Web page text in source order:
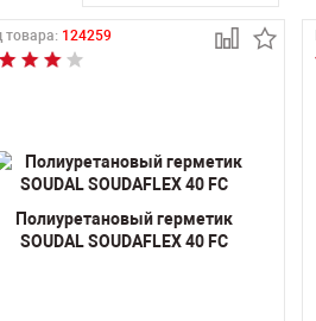
товара: 124259
Полиуретановый герметик
SOUDAL SOUDAFLEX 40 FC